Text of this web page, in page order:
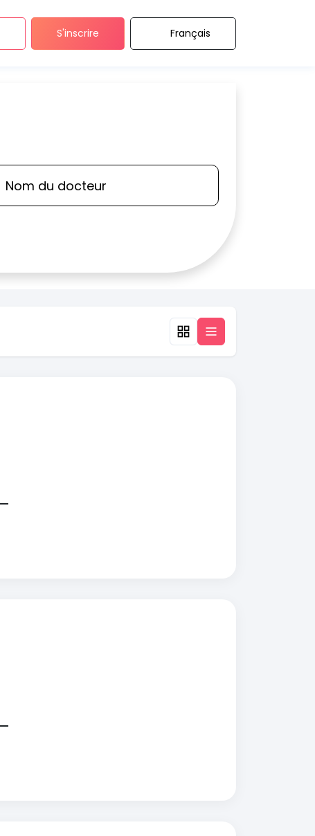
S'inscrire Français